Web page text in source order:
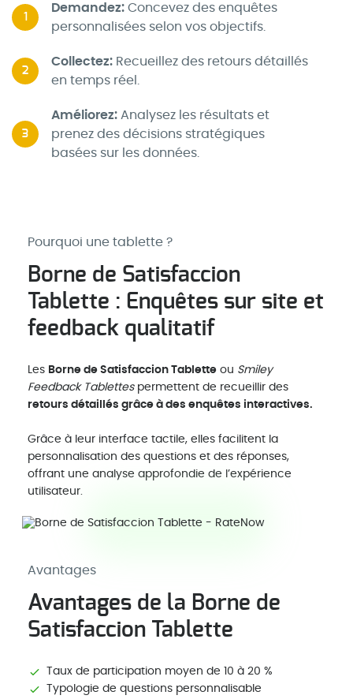
1
Demandez: Concevez des enquêtes
personnalisées selon vos objectifs.
2
Collectez: Recueillez des retours détaillés
en temps réel.
3
Améliorez: Analysez les résultats et
prenez des décisions stratégiques
basées sur les données.
Pourquoi une tablette ?
Borne de Satisfaccion
Tablette : Enquêtes sur site et
feedback qualitatif
Les Borne de Satisfaccion Tablette ou Smiley
Feedback Tablettespermettent de recueillir des
retours détaillés grâce à des enquêtes interactives.
Grâce à leur interface tactile, elles facilitent la
personnalisation des questions et des réponses,
offrant une analyse approfondie de l’expérience
utilisateur.
Avantages
Avantages de la Borne de
Satisfaccion Tablette
Taux de participation moyen de 10 à 20 %
Typologie de questions personnalisable